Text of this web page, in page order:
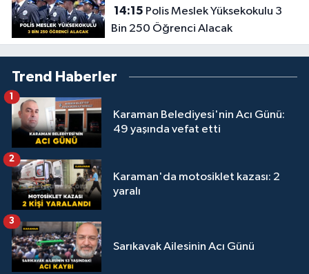
14:15
Bin 250 Öğrenci Alacak
Trend Haberler
Karaman Belediyesi'nin Acı Günü:
49 yaşında vefat etti
1
Karaman'da motosiklet kazası: 2
yaralı
2
Sarıkavak Ailesinin Acı Günü
3